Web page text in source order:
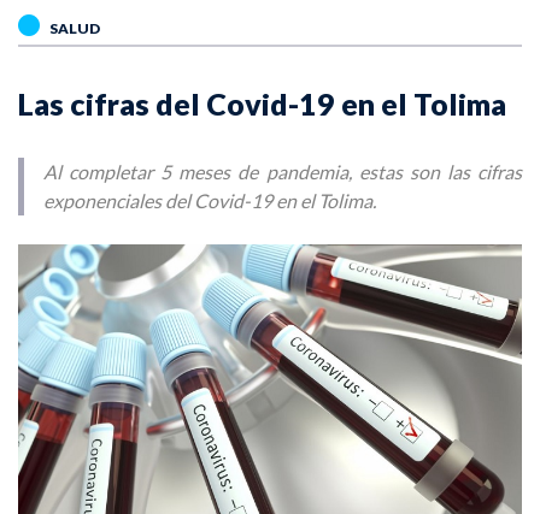
SALUD
Las cifras del Covid-19 en el Tolima
Al completar 5 meses de pandemia, estas son las cifras
exponenciales del Covid-19 en el Tolima.